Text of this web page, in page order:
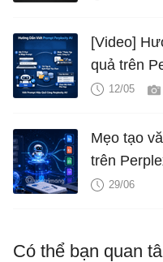
[Video]
quả trên
12/05
Mẹo tạo
trên
29/06
Có thể bạn quan